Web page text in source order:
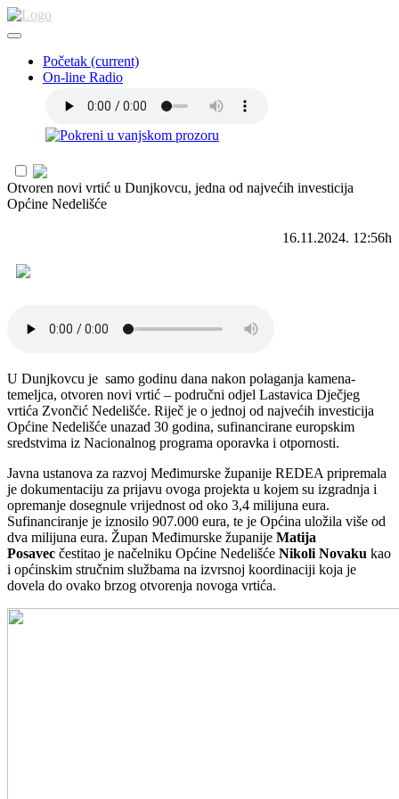
Početak (current)
On-line Radio
Otvoren novi vrtić u Dunjkovcu, jedna od najvećih investicija
Općine Nedelišće
16.11.2024. 12:56h
U Dunjkovcu je samo godinu dana nakon polaganja kamena-
temeljca, otvoren novi vrtić – područni odjel Lastavica Dječjeg
vrtića Zvončić Nedelišće. Riječ je o jednoj od najvećih investicija
Općine Nedelišće unazad 30 godina, sufinancirane europskim
sredstvima iz Nacionalnog programa oporavka i otpornosti.
Javna ustanova za razvoj Međimurske županije REDEA pripremala
je dokumentaciju za prijavu ovoga projekta u kojem su izgradnja i
opremanje dosegnule vrijednost od oko 3,4 milijuna eura.
Sufinanciranje je iznosilo 907.000 eura, te je Općina uložila više od
dva milijuna eura. Župan Međimurske županije Matija
Posavec čestitao je načelniku Općine Nedelišće Nikoli Novaku kao
i općinskim stručnim službama na izvrsnoj koordinaciji koja je
dovela do ovako brzog otvorenja novoga vrtića.